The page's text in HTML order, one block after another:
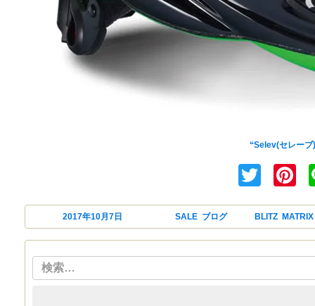
“Selev(セレー
2017年10月7日 SALE, ブログ BLITZ, MATRIX